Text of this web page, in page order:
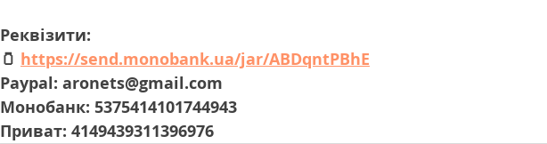
Реквізити:
🫙 https://send.monobank.ua/jar/ABDqntPBhE
Paypal: aronets@gmail.com
Монобанк: 5375414101744943
Приват: 4149439311396976